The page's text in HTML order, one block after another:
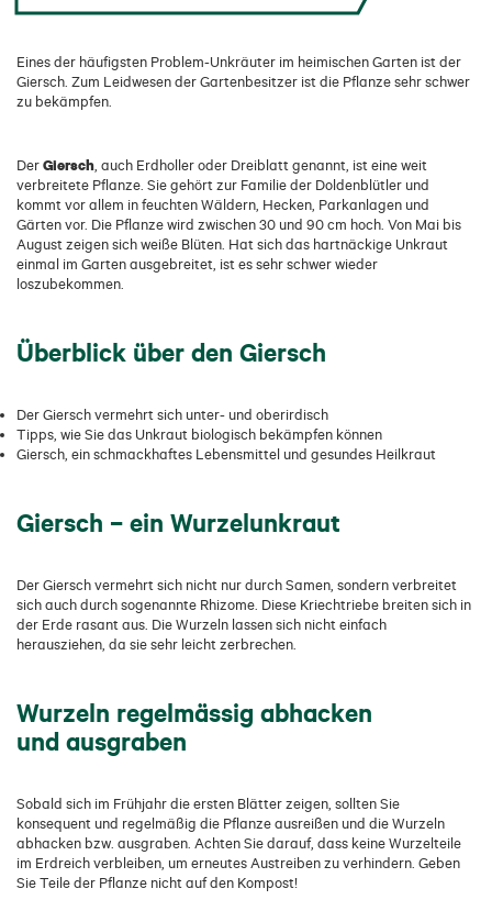
Eines der häufigsten Problem-Unkräuter im heimischen Garten ist der
Giersch. Zum Leidwesen der Gartenbesitzer ist die Pflanze sehr schwer
zu bekämpfen.
DerGiersch, auch Erdholler oder Dreiblatt genannt, ist eine weit
verbreitete Pflanze. Sie gehört zur Familie der Doldenblütler und
kommt vor allem in feuchten Wäldern, Hecken, Parkanlagen und
Gärten vor. Die Pflanze wird zwischen 30 und 90 cm hoch. Von Mai bis
August zeigen sich weiße Blüten. Hat sich das hartnäckige Unkraut
einmal im Garten ausgebreitet, ist es sehr schwer wieder
loszubekommen.
Überblick über den Giersch
Der Giersch vermehrt sich unter- und oberirdisch
Tipps, wie Sie das Unkraut biologisch bekämpfen können
Giersch, ein schmackhaftes Lebensmittel und gesundes Heilkraut
Giersch – ein Wurzelunkraut
Der Giersch vermehrt sich nicht nur durch Samen, sondern verbreitet
sich auch durch sogenannte Rhizome. Diese Kriechtriebe breiten sich in
der Erde rasant aus. Die Wurzeln lassen sich nicht einfach
herausziehen, da sie sehr leicht zerbrechen.
Wurzeln regelmässig abhacken
und ausgraben
Sobald sich im Frühjahr die ersten Blätter zeigen, sollten Sie
konsequent und regelmäßig die Pflanze ausreißen und die Wurzeln
abhacken bzw. ausgraben. Achten Sie darauf, dass keine Wurzelteile
im Erdreich verbleiben, um erneutes Austreiben zu verhindern. Geben
Sie Teile der Pflanze nicht auf den Kompost!